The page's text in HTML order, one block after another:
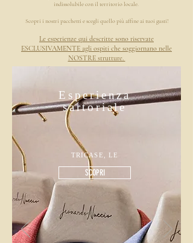
indissolubile con il territorio locale.
Scopri i nostri pacchetti e scegli quello più affine ai tuoi gusti!
Le esperienze qui descritte sono riservate
ESCLUSIVAMENTE agli ospiti che soggiornano nelle
NOSTRE strutture.
Esperienza
sartoriale
TRICASE, LE
SCOPRI